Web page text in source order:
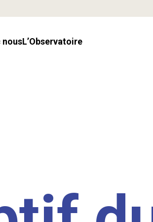
nous l’Observatoire